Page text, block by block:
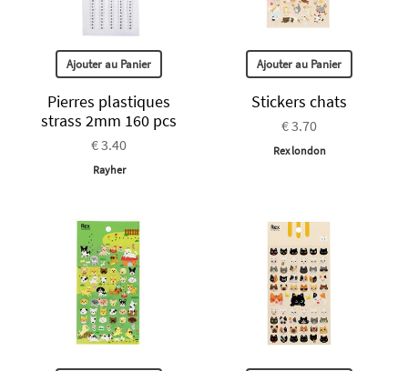
Ajouter au Panier
Pierres plastiques
strass 2mm 160 pcs
€ 3.40
Rayher
Ajouter au Panier
Stickers chats
€ 3.70
Rex london